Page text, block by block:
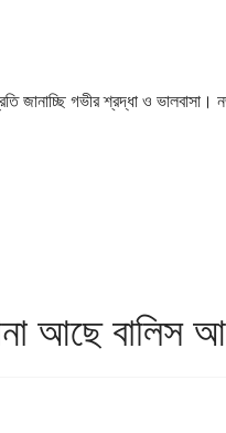
জানাচ্ছি গভীর শ্রদ্ধা ও
আছে বালিস